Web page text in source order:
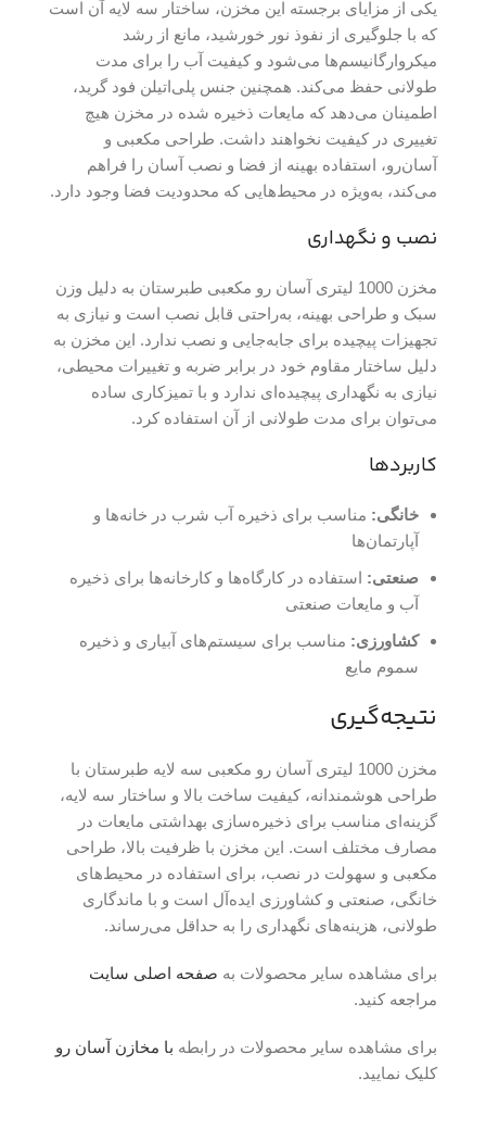
یکی از مزایای برجسته این مخزن، ساختار سه لایه آن است
که با جلوگیری از نفوذ نور خورشید، مانع از رشد
میکروارگانیسم‌ها می‌شود و کیفیت آب را برای مدت
طولانی حفظ می‌کند. همچنین جنس پلی‌اتیلن فود گرید،
اطمینان می‌دهد که مایعات ذخیره شده در مخزن هیچ
تغییری در کیفیت نخواهند داشت. طراحی مکعبی و
آسان‌رو، استفاده بهینه از فضا و نصب آسان را فراهم
می‌کند، به‌ویژه در محیط‌هایی که محدودیت فضا وجود دارد.
نصب و نگهداری
مخزن 1000 لیتری آسان رو مکعبی طبرستان به دلیل وزن
سبک و طراحی بهینه، به‌راحتی قابل نصب است و نیازی به
تجهیزات پیچیده برای جابه‌جایی و نصب ندارد. این مخزن به
دلیل ساختار مقاوم خود در برابر ضربه و تغییرات محیطی،
نیازی به نگهداری پیچیده‌ای ندارد و با تمیزکاری ساده
می‌توان برای مدت طولانی از آن استفاده کرد.
کاربردها
خانگی: مناسب برای ذخیره آب شرب در خانه‌ها و
آپارتمان‌ها
صنعتی: استفاده در کارگاه‌ها و کارخانه‌ها برای ذخیره
آب و مایعات صنعتی
کشاورزی: مناسب برای سیستم‌های آبیاری و ذخیره
سموم مایع
نتیجه‌گیری
مخزن 1000 لیتری آسان رو مکعبی سه لایه طبرستان با
طراحی هوشمندانه، کیفیت ساخت بالا و ساختار سه لایه،
گزینه‌ای مناسب برای ذخیره‌سازی بهداشتی مایعات در
مصارف مختلف است. این مخزن با ظرفیت بالا، طراحی
مکعبی و سهولت در نصب، برای استفاده در محیط‌های
خانگی، صنعتی و کشاورزی ایده‌آل است و با ماندگاری
طولانی، هزینه‌های نگهداری را به حداقل می‌رساند.
برای مشاهده سایر محصولات به صفحه اصلی سایت
مراجعه کنید.
برای مشاهده سایر محصولات در رابطه با مخازن آسان رو
کلیک نمایید.